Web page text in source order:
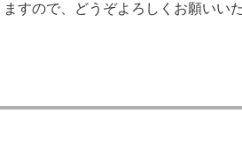
すので、どうぞよろしくお願いいた